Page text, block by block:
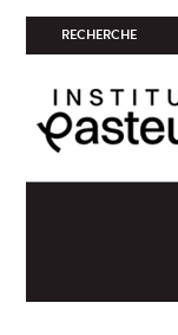
RECHERCHE